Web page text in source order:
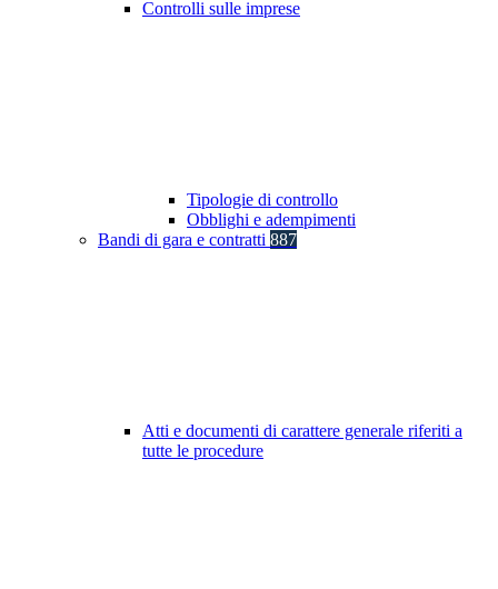
Controlli sulle imprese
Tipologie di controllo
Obblighi e adempimenti
Bandi di gara e contratti 887
Atti e documenti di carattere generale riferiti a
tutte le procedure